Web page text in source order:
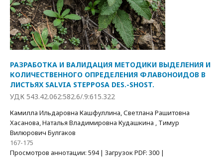
РАЗРАБОТКА И ВАЛИДАЦИЯ МЕТОДИКИ ВЫДЕЛЕНИЯ И
КОЛИЧЕСТВЕННОГО ОПРЕДЕЛЕНИЯ ФЛАВОНОИДОВ В
ЛИСТЬЯХ SALVIA STEPPOSA DES.-SHOST.
УДК 543.42.062:582.6/.9:615.322
Камилла Ильдаровна Кашфуллина, Светлана Рашитовна
Хасанова, Наталья Владимировна Кудашкина , Тимур
Вилюрович Булгаков
167-175
Просмотров аннотации: 594 | Загрузок PDF: 300 |